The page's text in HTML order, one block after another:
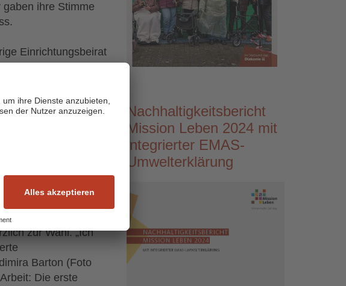
ihre Stimme
Einrichtungsbeirat
der Bewohnerinnen
teilgenommen und
es einmal
den prüfenden
möchte sich
die erneut
Frau Hörtrich
zur Wahl. „Ich
Barton (Foto
Die erste
Nachhaltigkeitsbericht
Mission Leben 2024 mit
integrierter EMAS-
Umwelterklärung